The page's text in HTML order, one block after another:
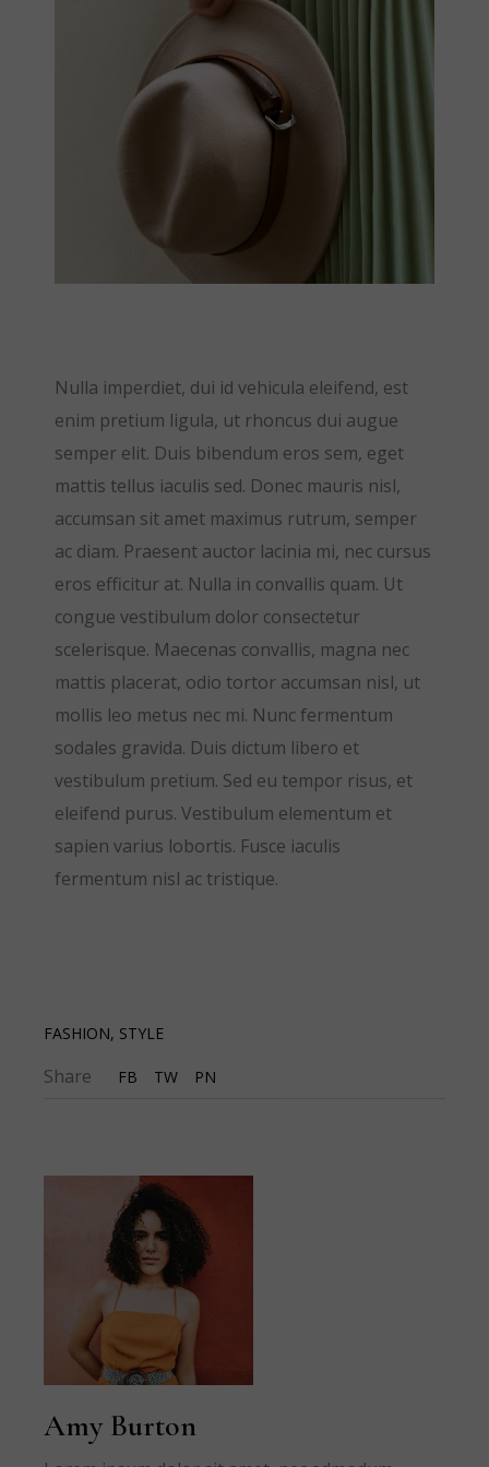
Nulla imperdiet, dui id vehicula eleifend, est
enim pretium ligula, ut rhoncus dui augue
semper elit. Duis bibendum eros sem, eget
mattis tellus iaculis sed. Donec mauris nisl,
accumsan sit amet maximus rutrum, semper
ac diam. Praesent auctor lacinia mi, nec cursus
eros efficitur at. Nulla in convallis quam. Ut
congue vestibulum dolor consectetur
scelerisque. Maecenas convallis, magna nec
mattis placerat, odio tortor accumsan nisl, ut
mollis leo metus nec mi. Nunc fermentum
sodales gravida. Duis dictum libero et
vestibulum pretium. Sed eu tempor risus, et
eleifend purus. Vestibulum elementum et
sapien varius lobortis. Fusce iaculis
fermentum nisl ac tristique.
FASHION, STYLE
Share FB TW PN
Amy Burton